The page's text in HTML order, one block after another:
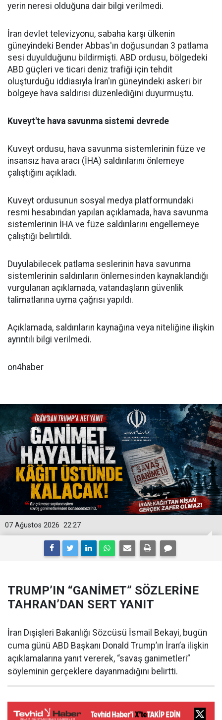
yerin neresi olduğuna dair bilgi verilmedi.
İran devlet televizyonu, sabaha karşı ülkenin
güneyindeki Bender Abbas'ın doğusundan 3 patlama
sesi duyulduğunu bildirmişti. ABD ordusu, bölgedeki
ABD güçleri ve ticari deniz trafiği için tehdit
oluşturduğu iddiasıyla İran'ın güneyindeki askeri bir
bölgeye hava saldırısı düzenlediğini duyurmuştu.
Kuveyt'te hava savunma sistemi devrede
Kuveyt ordusu, hava savunma sistemlerinin füze ve
insansız hava aracı (İHA) saldırılarını önlemeye
çalıştığını açıkladı.
Kuveyt ordusunun sosyal medya platformundaki
resmi hesabından yapılan açıklamada, hava savunma
sistemlerinin İHA ve füze saldırılarını engellemeye
çalıştığı belirtildi.
Duyulabilecek patlama seslerinin hava savunma
sistemlerinin saldırıların önlemesinden kaynaklandığı
vurgulanan açıklamada, vatandaşların güvenlik
talimatlarına uyma çağrısı yapıldı.
Açıklamada, saldırıların kaynağına veya niteliğine ilişkin
ayrıntılı bilgi verilmedi.
on4haber
22:27
07 Ağustos 2026
TRUMP’IN “GANİMET” SÖZLERİNE
TAHRAN’DAN SERT YANIT
İran Dışişleri Bakanlığı Sözcüsü İsmail Bekayi, bugün
cuma günü ABD Başkanı Donald Trump’ın İran’a ilişkin
açıklamalarına yanıt vererek, “savaş ganimetleri”
söyleminin gerçeklere dayanmadığını belirtti.